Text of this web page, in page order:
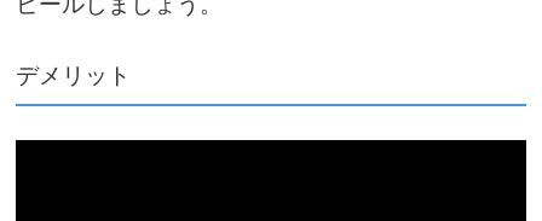
デメリット